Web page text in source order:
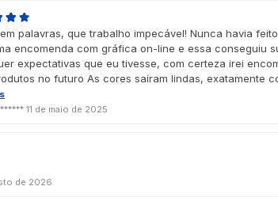
palavras, que trabalho impecável! Nunca havia feito
encomenda com gráfica on-line e essa conseguiu
expectativas que eu tivesse, com certeza irei
no futuro As cores saíram lindas, exatamente
no design, e o vinil localizado deu um charme muito
de dia das mães e chegou na data perfeita,
11 de maio de 2025
de 2026